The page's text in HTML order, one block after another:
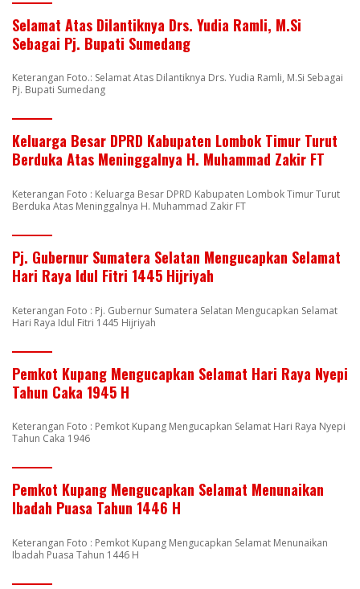
Selamat Atas Dilantiknya Drs. Yudia Ramli, M.Si
Sebagai Pj. Bupati Sumedang
Keterangan Foto.: Selamat Atas Dilantiknya Drs. Yudia Ramli, M.Si Sebagai
Pj. Bupati Sumedang
Keluarga Besar DPRD Kabupaten Lombok Timur Turut
Berduka Atas Meninggalnya H. Muhammad Zakir FT
Keterangan Foto : Keluarga Besar DPRD Kabupaten Lombok Timur Turut
Berduka Atas Meninggalnya H. Muhammad Zakir FT
Pj. Gubernur Sumatera Selatan Mengucapkan Selamat
Hari Raya Idul Fitri 1445 Hijriyah
Keterangan Foto : Pj. Gubernur Sumatera Selatan Mengucapkan Selamat
Hari Raya Idul Fitri 1445 Hijriyah
Pemkot Kupang Mengucapkan Selamat Hari Raya Nyepi
Tahun Caka 1945 H
Keterangan Foto : Pemkot Kupang Mengucapkan Selamat Hari Raya Nyepi
Tahun Caka 1946
Pemkot Kupang Mengucapkan Selamat Menunaikan
Ibadah Puasa Tahun 1446 H
Keterangan Foto : Pemkot Kupang Mengucapkan Selamat Menunaikan
Ibadah Puasa Tahun 1446 H